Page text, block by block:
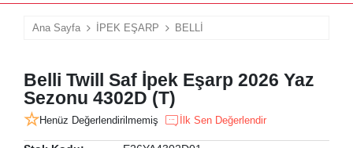
Ana Sayfa İPEK EŞARP BELLİ
Belli Twill Saf İpek Eşarp 2026 Yaz
Sezonu 4302D (T)
Henüz Değerlendirilmemiş İlk Sen Değerlendir